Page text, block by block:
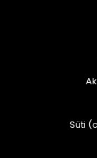
Süti